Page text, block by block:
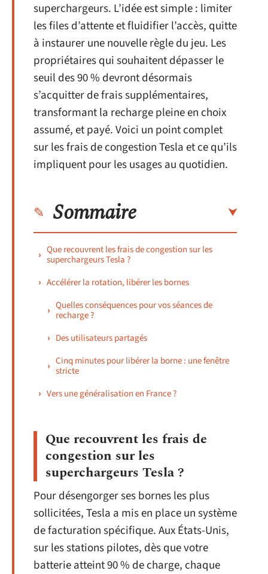
superchargeurs. L’idée est simple : limiter
les files d’attente et fluidifier l’accès, quitte
à instaurer une nouvelle règle du jeu. Les
propriétaires qui souhaitent dépasser le
seuil des 90 % devront désormais
s’acquitter de frais supplémentaires,
transformant la recharge pleine en choix
assumé, et payé. Voici un point complet
sur les frais de congestion Tesla et ce qu’ils
impliquent pour les usages au quotidien.
Sommaire
Que recouvrent les frais de congestion sur les
superchargeurs Tesla ?
Accélérer la rotation, libérer les bornes
Quelles conséquences pour vos séances de
recharge ?
Des utilisateurs partagés
Cinq minutes pour libérer la borne : une fenêtre
stricte
Vers une généralisation en France ?
Que recouvrent les frais de
congestion sur les
superchargeurs Tesla ?
Pour désengorger ses bornes les plus
sollicitées, Tesla a mis en place un système
de facturation spécifique. Aux États-Unis,
sur les stations pilotes, dès que votre
batterie atteint 90 % de charge, chaque